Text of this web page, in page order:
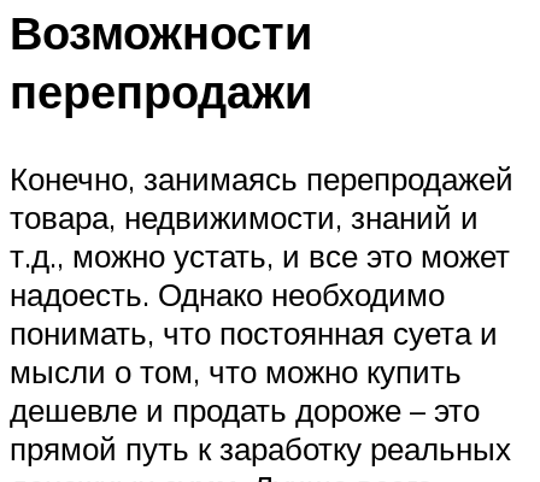
Возможности
перепродажи
Конечно, занимаясь перепродажей
товара, недвижимости, знаний и
т.д., можно устать, и все это может
надоесть. Однако необходимо
понимать, что постоянная суета и
мысли о том, что можно купить
дешевле и продать дороже – это
прямой путь к заработку реальных